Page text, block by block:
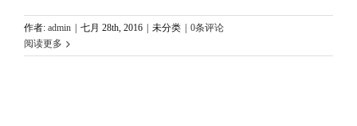
作者: admin 七月 28th, 2016 未分类
0条评论
阅读更多